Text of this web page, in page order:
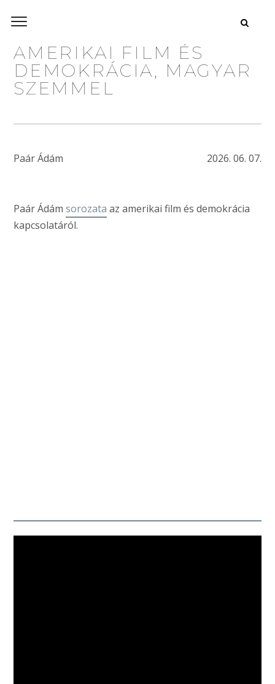
AMERIKAI FILM ÉS
DEMOKRÁCIA, MAGYAR
SZEMMEL
Paár Ádám 2026. 06. 07.
Paár Ádám sorozata az amerikai film és demokrácia
kapcsolatáról.